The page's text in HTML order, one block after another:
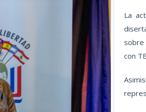
La
sobre
con